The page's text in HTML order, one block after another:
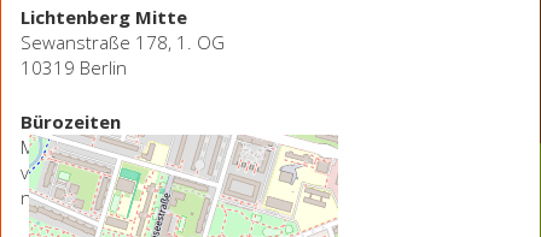
Lichtenberg Mitte
Sewanstraße 178, 1. OG
10319 Berlin
Bürozeiten
Montag bis Freitag
von 10 bis 15 Uhr sowie
nach Vereinbarung